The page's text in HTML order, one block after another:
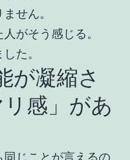
せん。
がそう感じる。
た。
が凝縮さ
感」があ
じことが言えるの